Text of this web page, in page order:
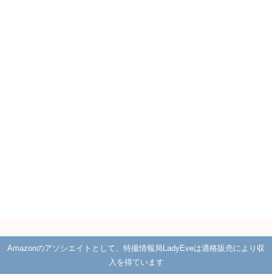
Amazonのアソシエイトとして、特撮情報局LadyEveは適格販売により収
入を得ています